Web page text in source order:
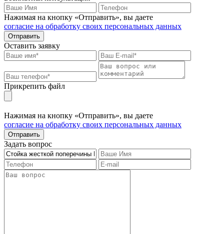
Нажимая на кнопку «Отправить», вы даете
согласие на обработку своих персональных данных
Отправить
Оставить заявку
Прикрепить файл
Нажимая на кнопку «Отправить», вы даете
согласие на обработку своих персональных данных
Отправить
Задать вопрос